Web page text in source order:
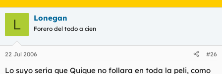
i
c
i
a
d
o
h
a
e
L Lonegan
Forero del todo a cien
22 Jul 2006 #26
Lo suyo sería que Quique no follara en toda la peli, como